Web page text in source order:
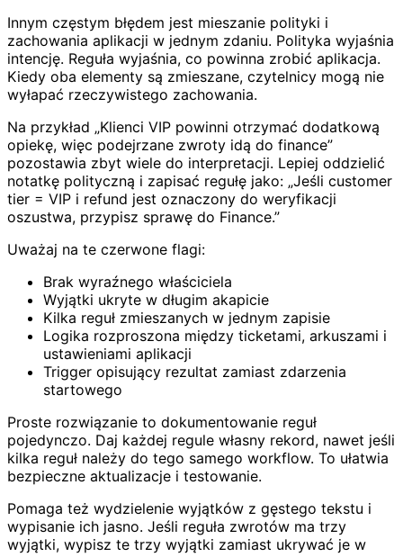
Innym częstym błędem jest mieszanie polityki i
zachowania aplikacji w jednym zdaniu. Polityka wyjaśnia
intencję. Reguła wyjaśnia, co powinna zrobić aplikacja.
Kiedy oba elementy są zmieszane, czytelnicy mogą nie
wyłapać rzeczywistego zachowania.
Na przykład „Klienci VIP powinni otrzymać dodatkową
opiekę, więc podejrzane zwroty idą do finance”
pozostawia zbyt wiele do interpretacji. Lepiej oddzielić
notatkę polityczną i zapisać regułę jako: „Jeśli customer
tier = VIP i refund jest oznaczony do weryfikacji
oszustwa, przypisz sprawę do Finance.”
Uważaj na te czerwone flagi:
Brak wyraźnego właściciela
Wyjątki ukryte w długim akapicie
Kilka reguł zmieszanych w jednym zapisie
Logika rozproszona między ticketami, arkuszami i
ustawieniami aplikacji
Trigger opisujący rezultat zamiast zdarzenia
startowego
Proste rozwiązanie to dokumentowanie reguł
pojedynczo. Daj każdej regule własny rekord, nawet jeśli
kilka reguł należy do tego samego workflow. To ułatwia
bezpieczne aktualizacje i testowanie.
Pomaga też wydzielenie wyjątków z gęstego tekstu i
wypisanie ich jasno. Jeśli reguła zwrotów ma trzy
wyjątki, wypisz te trzy wyjątki zamiast ukrywać je w